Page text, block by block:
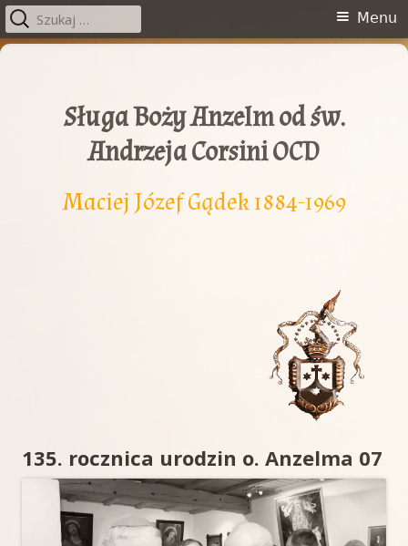
Przeskocz
Sługa Boży Anzelm od św.
Andrzeja Corsini OCD
Maciej Józef Gądek 1884-1969
Menu
główne
Menu
Szukaj:
135. rocznica urodzin o. Anzelma 07